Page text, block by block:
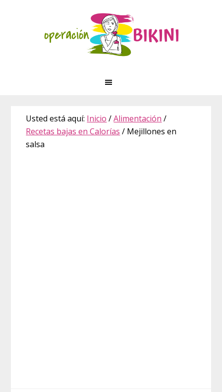
Usted está aquí: Inicio /Alimentación /
Recetas bajas en Calorías / Mejillones en
salsa